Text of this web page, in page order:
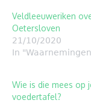
Veldleeuweriken
Oetersloven
21/10/2020
In
Wie is die mees op
voedertafel?